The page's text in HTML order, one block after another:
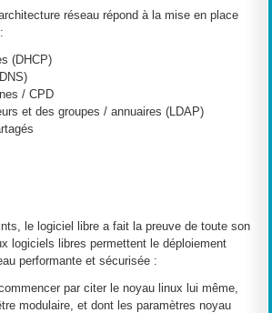
architecture réseau répond à la mise en place
(DHCP)
/ CPD
et des groupes / annuaires (LDAP)
le logiciel libre a fait la preuve de toute son
logiciels libres permettent le déploiement
performante et sécurisée :
par citer le noyau linux lui même,
modulaire, et dont les paramètres noyau